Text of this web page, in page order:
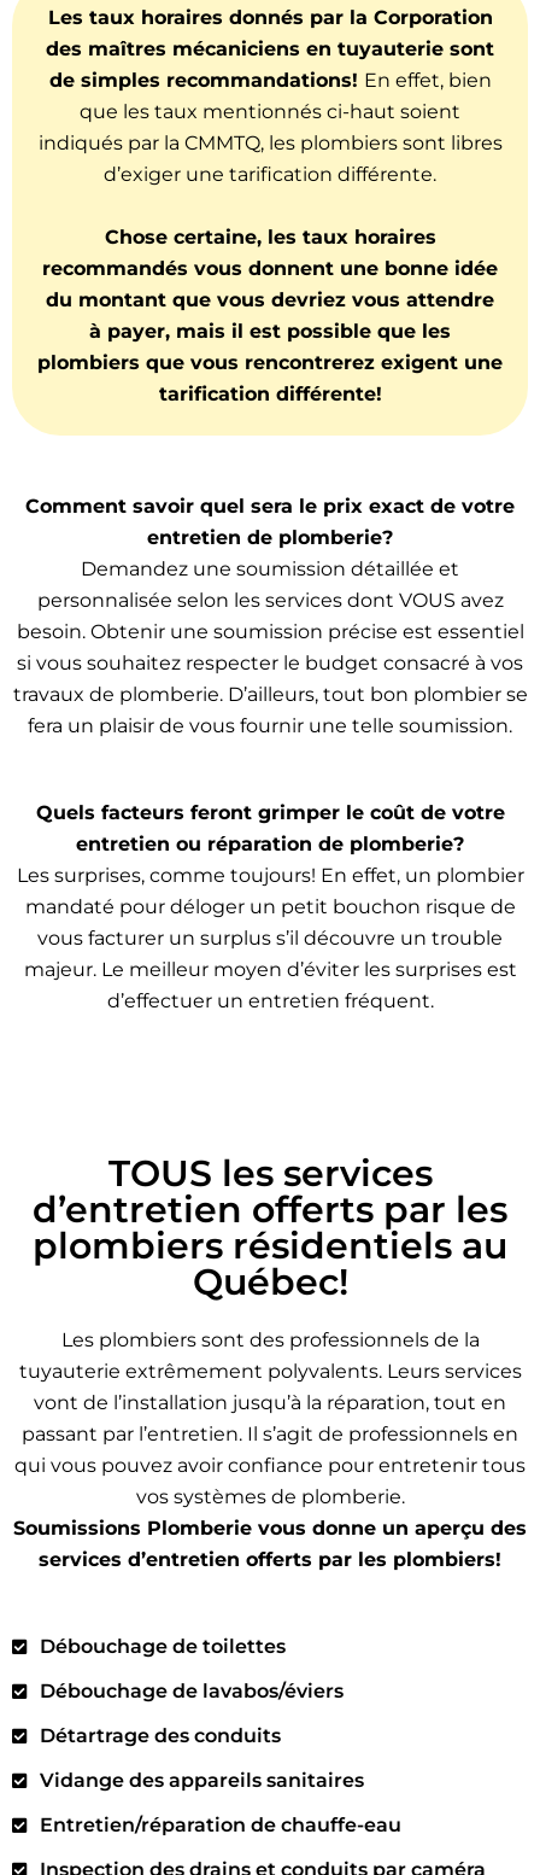
Les taux horaires donnés par la Corporation
des maîtres mécaniciens en tuyauterie sont
de simples recommandations! En effet, bien
que les taux mentionnés ci-haut soient
indiqués par la CMMTQ, les plombiers sont libres
d’exiger une tarification différente.
Chose certaine, les taux horaires
recommandés vous donnent une bonne idée
du montant que vous devriez vous attendre
à payer, mais il est possible que les
plombiers que vous rencontrerez exigent une
tarification différente!
Comment savoir quel sera le prix exact de votre
entretien de plomberie?
Demandez une soumission détaillée et
personnalisée selon les services dont VOUS avez
besoin. Obtenir une soumission précise est essentiel
si vous souhaitez respecter le budget consacré à vos
travaux de plomberie. D’ailleurs, tout bon plombier se
fera un plaisir de vous fournir une telle soumission.
Quels facteurs feront grimper le coût de votre
entretien ou réparation de plomberie?
Les surprises, comme toujours! En effet, un plombier
mandaté pour déloger un petit bouchon risque de
vous facturer un surplus s’il découvre un trouble
majeur. Le meilleur moyen d’éviter les surprises est
d’effectuer un entretien fréquent.
TOUS les services
d’entretien offerts par les
plombiers résidentiels au
Québec!
Les plombiers sont des professionnels de la
tuyauterie extrêmement polyvalents. Leurs services
vont de l’installation jusqu’à la réparation, tout en
passant par l’entretien. Il s’agit de professionnels en
qui vous pouvez avoir confiance pour entretenir tous
vos systèmes de plomberie.
Soumissions Plomberie vous donne un aperçu des
services d’entretien offerts par les plombiers!
Débouchage de toilettes
Débouchage de lavabos/éviers
Détartrage des conduits
Vidange des appareils sanitaires
Entretien/réparation de chauffe-eau
Inspection des drains et conduits par caméra